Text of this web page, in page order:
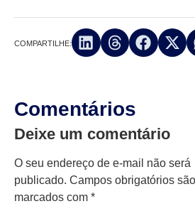
COMPARTILHE:
Comentários
Deixe um comentário
O seu endereço de e-mail não será
publicado. Campos obrigatórios são
marcados com *